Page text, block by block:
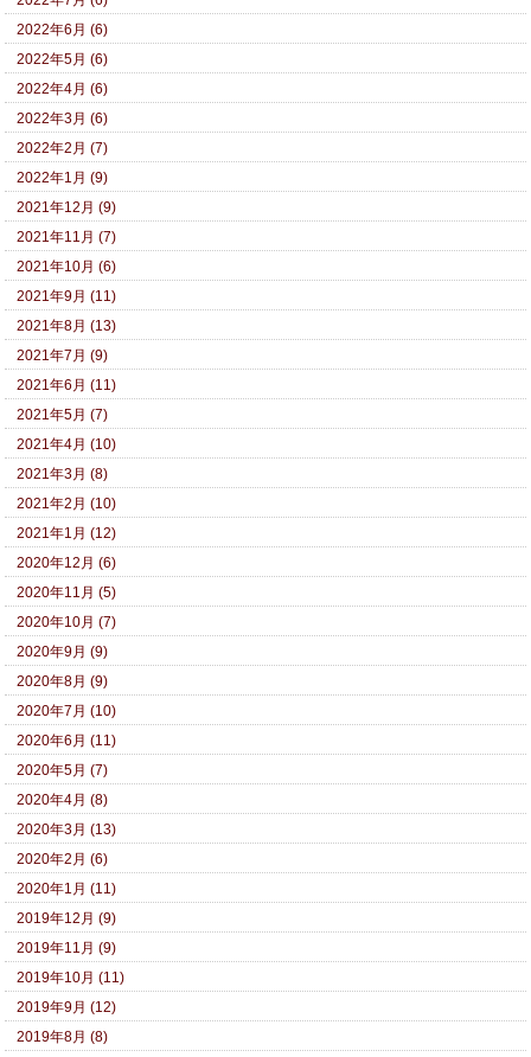
2022年6月 (6)
2022年5月 (6)
2022年4月 (6)
2022年3月 (6)
2022年2月 (7)
2022年1月 (9)
2021年12月 (9)
2021年11月 (7)
2021年10月 (6)
2021年9月 (11)
2021年8月 (13)
2021年7月 (9)
2021年6月 (11)
2021年5月 (7)
2021年4月 (10)
2021年3月 (8)
2021年2月 (10)
2021年1月 (12)
2020年12月 (6)
2020年11月 (5)
2020年10月 (7)
2020年9月 (9)
2020年8月 (9)
2020年7月 (10)
2020年6月 (11)
2020年5月 (7)
2020年4月 (8)
2020年3月 (13)
2020年2月 (6)
2020年1月 (11)
2019年12月 (9)
2019年11月 (9)
2019年10月 (11)
2019年9月 (12)
2019年8月 (8)